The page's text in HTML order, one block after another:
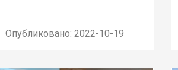
Опубликовано: 2022-10-19